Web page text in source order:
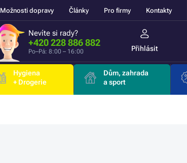
Možnosti dopravy Články Pro firmy Kontakty
Nevíte si rady?
+420 228 886 882
Po–Pá: 8:00 – 16:00 Přihlásit
Hygiena
+ Drogerie
Dům, zahrada
a sport